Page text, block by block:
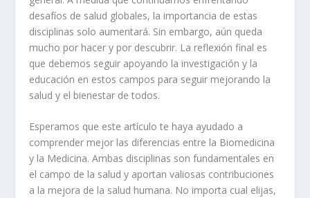
desafíos de salud globales, la importancia de estas
disciplinas solo aumentará. Sin embargo, aún queda
mucho por hacer y por descubrir. La reflexión final es
que debemos seguir apoyando la investigación y la
educación en estos campos para seguir mejorando la
salud y el bienestar de todos.
Esperamos que este artículo te haya ayudado a
comprender mejor las diferencias entre la Biomedicina
y la Medicina. Ambas disciplinas son fundamentales en
el campo de la salud y aportan valiosas contribuciones
a la mejora de la salud humana. No importa cual elijas,